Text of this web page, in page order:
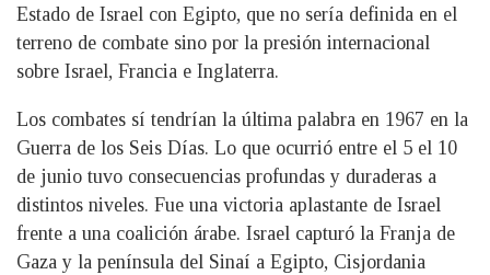
Estado de Israel con Egipto, que no sería definida en el
terreno de combate sino por la presión internacional
sobre Israel, Francia e Inglaterra.
Los combates sí tendrían la última palabra en 1967 en la
Guerra de los Seis Días. Lo que ocurrió entre el 5 el 10
de junio tuvo consecuencias profundas y duraderas a
distintos niveles. Fue una victoria aplastante de Israel
frente a una coalición árabe. Israel capturó la Franja de
Gaza y la península del Sinaí a Egipto, Cisjordania